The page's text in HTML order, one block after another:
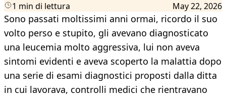
1 min di lettura May 22, 2026
Sono passati moltissimi anni ormai, ricordo il suo
volto perso e stupito, gli avevano diagnosticato
una leucemia molto aggressiva, lui non aveva
sintomi evidenti e aveva scoperto la malattia dopo
una serie di esami diagnostici proposti dalla ditta
in cui lavorava, controlli medici che rientravano